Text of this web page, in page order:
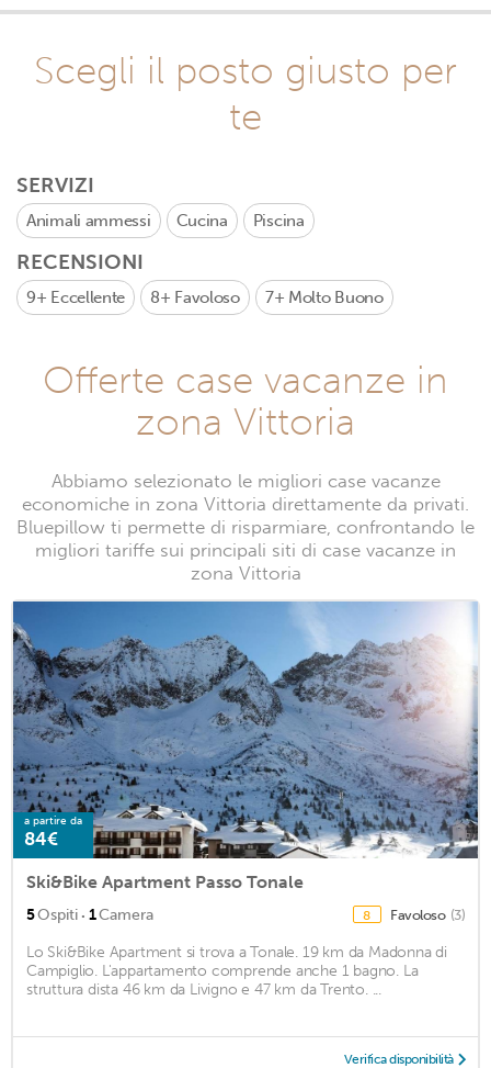
Scegli il posto giusto per
te
SERVIZI
Animali ammessi Cucina Piscina
RECENSIONI
9+ Eccellente 8+ Favoloso 7+ Molto Buono
Offerte case vacanze in
zona Vittoria
Abbiamo selezionato le migliori case vacanze
economiche in zona Vittoria direttamente da privati.
Bluepillow ti permette di risparmiare, confrontando le
migliori tariffe sui principali siti di case vacanze in
zona Vittoria
a partire da
84€
Ski&Bike Apartment Passo Tonale
5Ospiti · 1Camera 8 Favoloso (3)
Lo Ski&Bike Apartment si trova a Tonale. 19 km da Madonna di
Campiglio. L'appartamento comprende anche 1 bagno. La
struttura dista 46 km da Livigno e 47 km da Trento. ...
Verifica disponibilità